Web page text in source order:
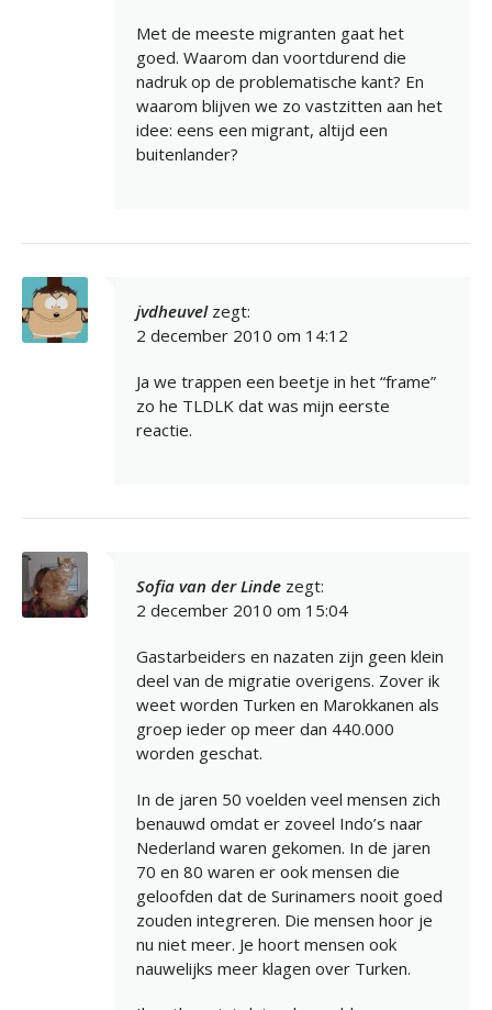
Met de meeste migranten gaat het
goed. Waarom dan voortdurend die
nadruk op de problematische kant? En
waarom blijven we zo vastzitten aan het
idee: eens een migrant, altijd een
buitenlander?
jvdheuvel zegt:
2 december 2010 om 14:12
Ja we trappen een beetje in het “frame”
zo he TLDLK dat was mijn eerste
reactie.
Sofia van der Linde zegt:
2 december 2010 om 15:04
Gastarbeiders en nazaten zijn geen klein
deel van de migratie overigens. Zover ik
weet worden Turken en Marokkanen als
groep ieder op meer dan 440.000
worden geschat.
In de jaren 50 voelden veel mensen zich
benauwd omdat er zoveel Indo’s naar
Nederland waren gekomen. In de jaren
70 en 80 waren er ook mensen die
geloofden dat de Surinamers nooit goed
zouden integreren. Die mensen hoor je
nu niet meer. Je hoort mensen ook
nauwelijks meer klagen over Turken.